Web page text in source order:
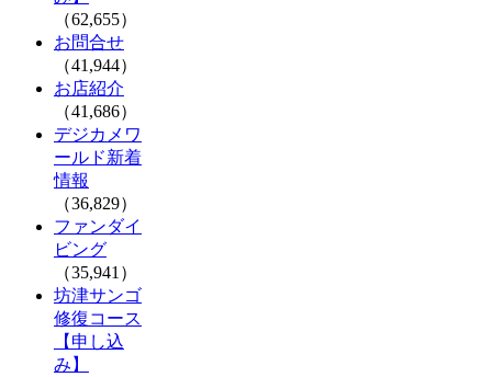
（62,655）
お問合せ
（41,944）
お店紹介
（41,686）
デジカメワ
ールド新着
情報
（36,829）
ファンダイ
ビング
（35,941）
坊津サンゴ
修復コース
【申し込
み】